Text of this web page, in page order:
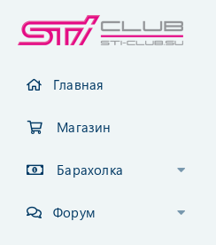
Главная
Магазин
Барахолка
Форум